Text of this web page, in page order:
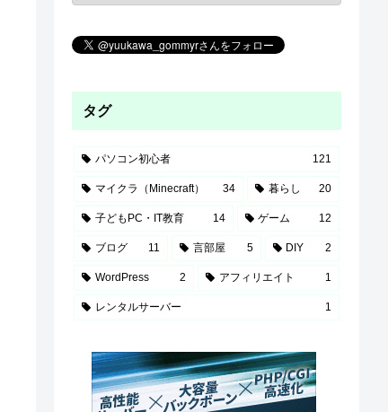
タグ
パソコン初心者 121
マイクラ（Minecraft） 34 暮らし 20
子どもPC・IT教育 14 ゲーム 12
ブログ 11 言部屋 5 DIY 2
WordPress 2 アフィリエイト 1
レンタルサーバー 1